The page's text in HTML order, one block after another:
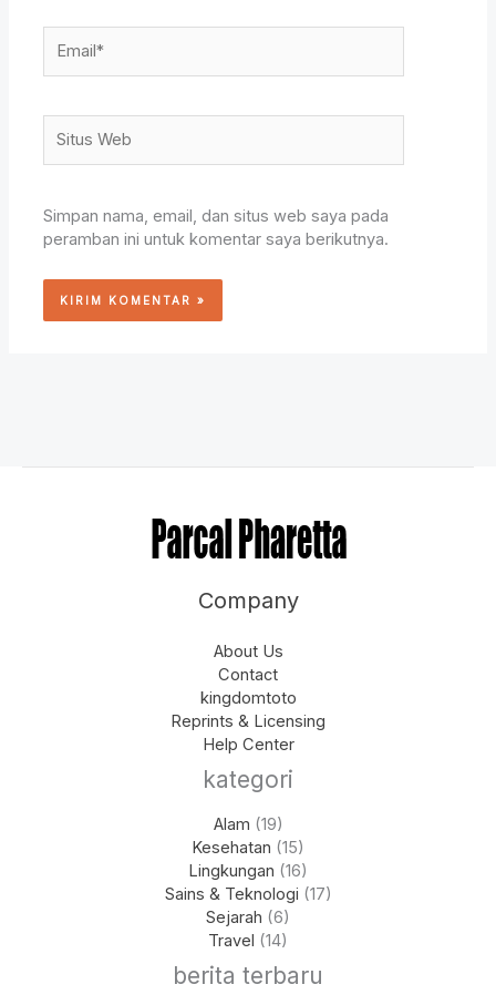
Web
Simpan nama, email, dan situs web saya pada
peramban ini untuk komentar saya berikutnya.
Company
About Us
Contact
kingdomtoto
Reprints & Licensing
Help Center
kategori
Alam (19)
Kesehatan (15)
Lingkungan (16)
Sains & Teknologi (17)
Sejarah (6)
Travel (14)
berita terbaru